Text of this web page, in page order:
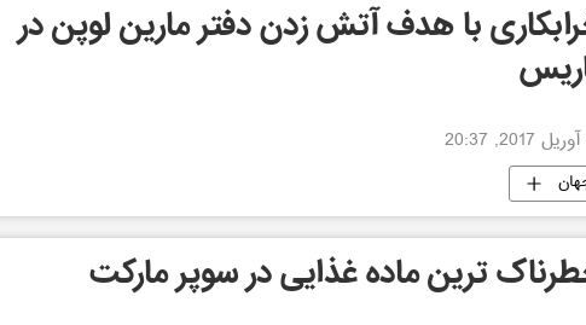
با هدف آتش زدن دفتر مارین لوپن در
ترین ماده غذایی در سوپر مارکت